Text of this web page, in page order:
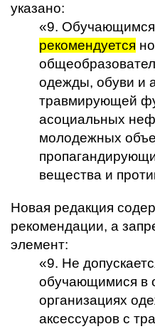
указано:
«9. Обучающимся
рекомендуется
одежды, обуви и
травмирующей
асоциальных
молодежных
вещества и
Новая редакция
рекомендации, а
элемент:
«9. Не
обучающимися в
организациях
аксессуаров с